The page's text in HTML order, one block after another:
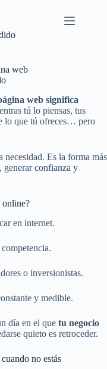
web
web significa
tú lo piensas, tus
lo que tú ofreces… pero
necesidad. Es la forma más
, generar confianza y
online?
en internet.
o inversionistas.
y medible.
día en el que tu negocio
quieto es retroceder.
no estás